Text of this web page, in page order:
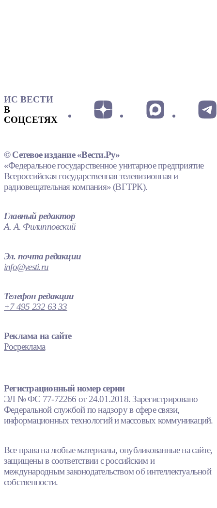
ИС ВЕСТИ
В
СОЦСЕТЯХ
© Сетевое издание «Вести.Ру»
«Федеральное государственное унитарное предприятие
Всероссийская государственная телевизионная и
радиовещательная компания» (ВГТРК).
Главный редактор
А. А. Филипповский
Эл. почта редакции
info@vesti.ru
Телефон редакции
+7 495 232 63 33
Реклама на сайте
Росреклама
Регистрационный номер серии
ЭЛ № ФС 77-72266 от 24.01.2018. Зарегистрировано
Федеральной службой по надзору в сфере связи,
информационных технологий и массовых коммуникаций.
Все права на любые материалы, опубликованные на сайте,
защищены в соответствии с российским и
международным законодательством об интеллектуальной
собственности.